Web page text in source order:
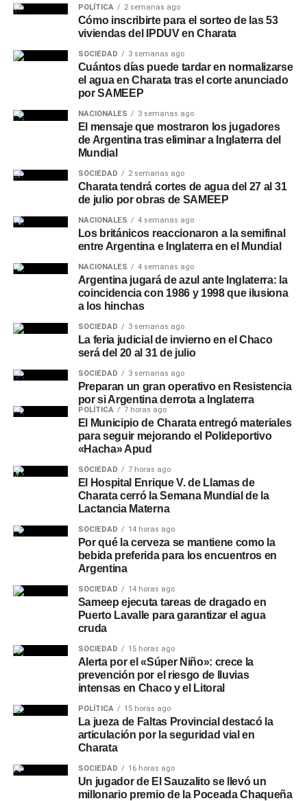
POLÍTICA 2 semanas ago
Cómo inscribirte para el sorteo de las 53
viviendas del IPDUV en Charata
SOCIEDAD 3 semanas ago
Cuántos días puede tardar en normalizarse
el agua en Charata tras el corte anunciado
por SAMEEP
NACIONALES 3 semanas ago
El mensaje que mostraron los jugadores
de Argentina tras eliminar a Inglaterra del
Mundial
SOCIEDAD 2 semanas ago
Charata tendrá cortes de agua del 27 al 31
de julio por obras de SAMEEP
NACIONALES 4 semanas ago
Los británicos reaccionaron a la semifinal
entre Argentina e Inglaterra en el Mundial
NACIONALES 4 semanas ago
Argentina jugará de azul ante Inglaterra: la
coincidencia con 1986 y 1998 que ilusiona
a los hinchas
SOCIEDAD 3 semanas ago
La feria judicial de invierno en el Chaco
será del 20 al 31 de julio
SOCIEDAD 3 semanas ago
Preparan un gran operativo en Resistencia
por si Argentina derrota a Inglaterra
POLÍTICA 7 horas ago
El Municipio de Charata entregó materiales
para seguir mejorando el Polideportivo
«Hacha» Apud
SOCIEDAD 7 horas ago
El Hospital Enrique V. de Llamas de
Charata cerró la Semana Mundial de la
Lactancia Materna
SOCIEDAD 14 horas ago
Por qué la cerveza se mantiene como la
bebida preferida para los encuentros en
Argentina
SOCIEDAD 14 horas ago
Sameep ejecuta tareas de dragado en
Puerto Lavalle para garantizar el agua
cruda
SOCIEDAD 15 horas ago
Alerta por el «Súper Niño»: crece la
prevención por el riesgo de lluvias
intensas en Chaco y el Litoral
POLÍTICA 15 horas ago
La jueza de Faltas Provincial destacó la
articulación por la seguridad vial en
Charata
SOCIEDAD 16 horas ago
Un jugador de El Sauzalito se llevó un
millonario premio de la Poceada Chaqueña